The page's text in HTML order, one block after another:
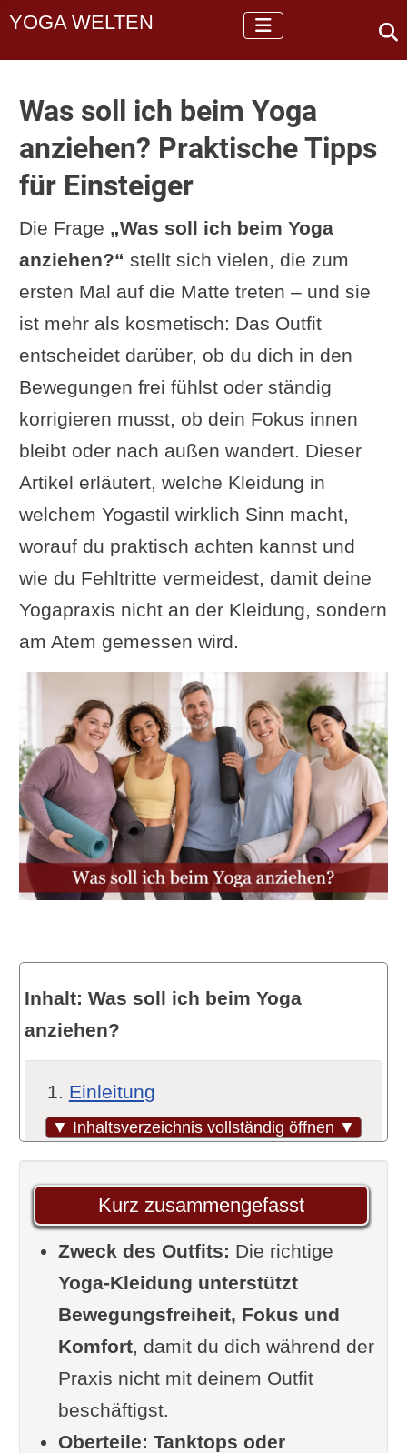
YOGA WELTEN
Was soll ich beim Yoga
anziehen? Praktische Tipps
für Einsteiger
Die Frage „Was soll ich beim Yoga
anziehen?“ stellt sich vielen, die zum
ersten Mal auf die Matte treten – und sie
ist mehr als kosmetisch: Das Outfit
entscheidet darüber, ob du dich in den
Bewegungen frei fühlst oder ständig
korrigieren musst, ob dein Fokus innen
bleibt oder nach außen wandert. Dieser
Artikel erläutert, welche Kleidung in
welchem Yogastil wirklich Sinn macht,
worauf du praktisch achten kannst und
wie du Fehltritte vermeidest, damit deine
Yogapraxis nicht an der Kleidung, sondern
am Atem gemessen wird.
▼ Inhaltsverzeichnis vollständig öffnen ▼
Inhalt: Was soll ich beim Yoga
anziehen?
Einleitung
Warum die richtige Yogakleidung
wichtig ist
Bewegungsfreiheit
Atmungsaktivität &
Temperaturregulation
Vermeidung von Ablenkung
Grundregeln für Yogakleidung
Eng anliegend, aber nicht
einschnürend
Elastische Materialien
Keine störenden Nähte,
Kurz zusammengefasst
Zweck des Outfits: Die richtige
Yoga-Kleidung unterstützt
Bewegungsfreiheit, Fokus und
Komfort, damit du dich während der
Praxis nicht mit deinem Outfit
beschäftigst.
Oberteile: Tanktops oder